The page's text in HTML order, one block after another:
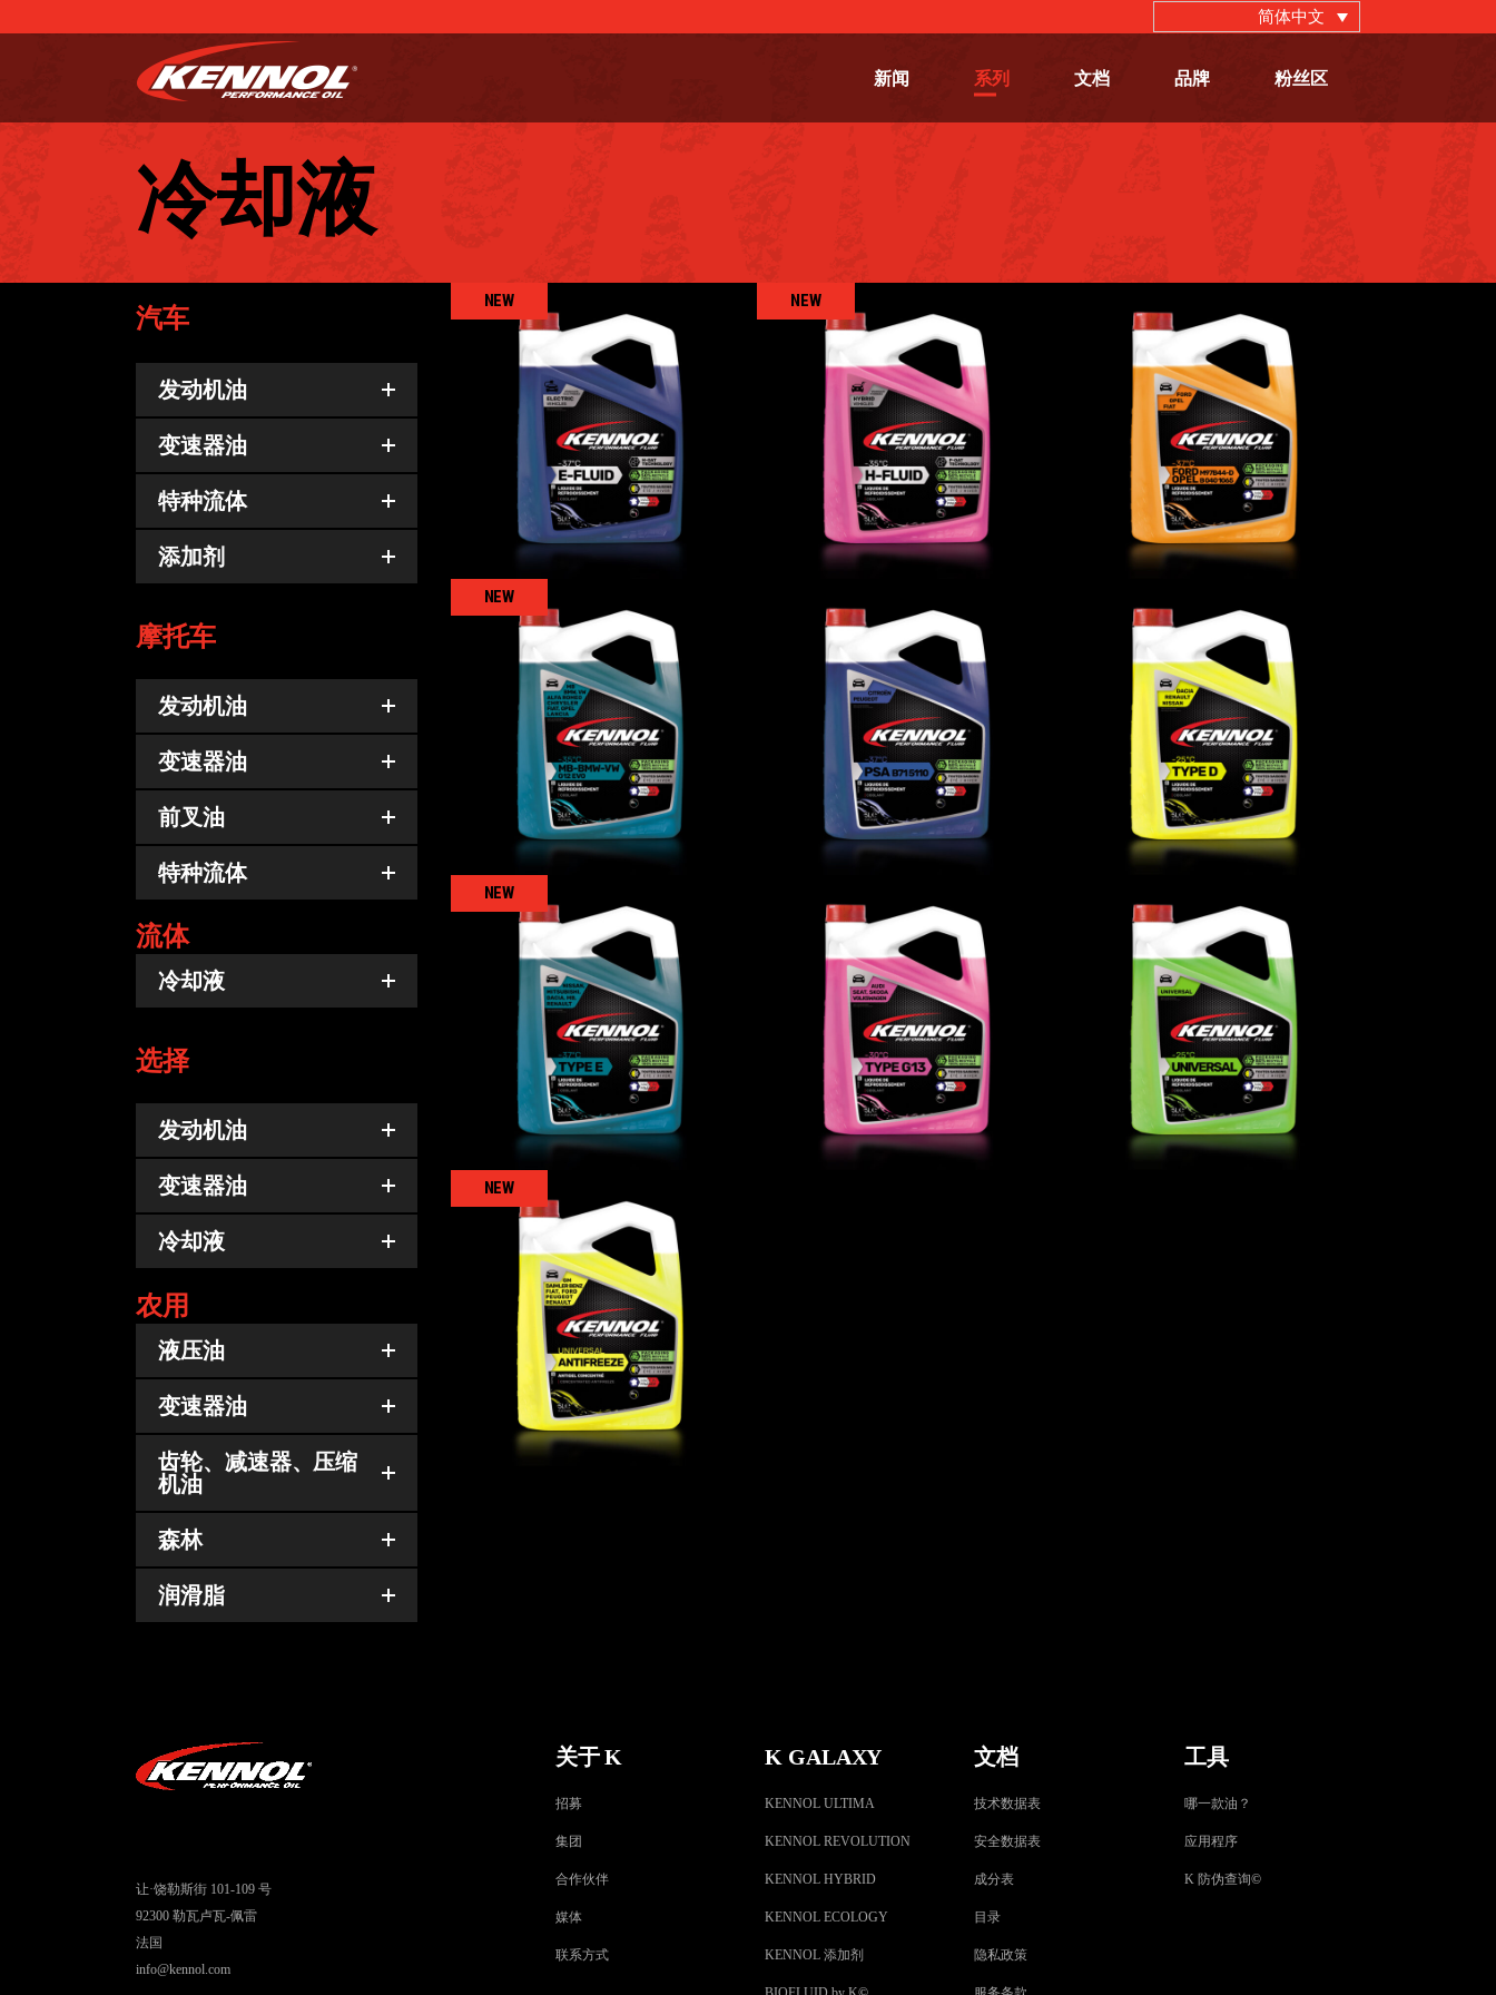
简体中文
新闻 系列 文档 品牌 粉丝区
冷却液
汽车
发动机油
变速器油
特种流体
添加剂
摩托车
发动机油
变速器油
前叉油
特种流体
流体
冷却液
选择
发动机油
变速器油
冷却液
农用
液压油
变速器油
齿轮、减速器、压缩
机油
森林
润滑脂
NEW
冷却液 E-FLUID -37°C
冷却液,流体
NEW
冷却液 H-FLUID -35°C
冷却液,流体
冷却液 FOF-37°C
冷却液,流体
NEW
冷却液 MB-BMW-VW G12
EVO -35°C
冷却液,流体
冷却液 PSA-37°C
冷却液,流体
冷却液 TYPE D -25°C
冷却液,流体
NEW
冷却液 TYPE E -37°C
冷却液,流体
冷却液 TYPE G13 -30°C
冷却液,流体
冷却液 UNIVERSAL -25°C
冷却液,流体
NEW
冷却液 ANTIFREEZE
UNIVERSAL
冷却液,流体
让·饶勒斯街 101-109 号
92300 勒瓦卢瓦-佩雷
法国
info@kennol.com
关于 K
招募
集团
合作伙伴
媒体
联系方式
K GALAXY
KENNOL ULTIMA
KENNOL REVOLUTION
KENNOL HYBRID
KENNOL ECOLOGY
KENNOL 添加剂
文档
技术数据表
安全数据表
成分表
目录
隐私政策
工具
哪一款油？
应用程序
K 防伪查询©